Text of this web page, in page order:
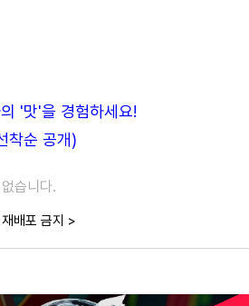
'맛'을 경험하세요!
착순 공개)
습니다.
배포 금지 >